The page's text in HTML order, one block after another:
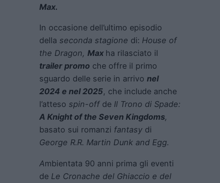
Max.
In occasione dell’ultimo episodio
della seconda stagione di: House of
the Dragon, Max ha rilasciato il
trailer promo che offre il primo
sguardo delle serie in arrivo nel
2024 e nel 2025, che include anche
l’atteso spin-offde Il Trono di Spade:
A Knight of the Seven Kingdoms,
basato sui romanzi fantasy di
George R.R. Martin Dunk and Egg.
Ambientata 90 anni prima gli eventi
de Le Cronache del Ghiaccio e del